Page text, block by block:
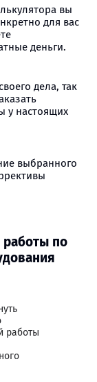
вы
для вас
деньги.
дела, так
у настоящих
выбранного
работы по
работы